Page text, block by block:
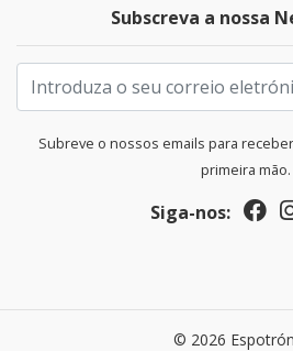
Subscreva a nossa
Subreve o nossos emails para
primeira mão.
Siga-nos:
© 2026